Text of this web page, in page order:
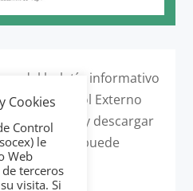
del boletín informativo
de Control Externo
consultar y descargar
enlace puede
Cookies
Control
le
Web
terceros
visita. Si